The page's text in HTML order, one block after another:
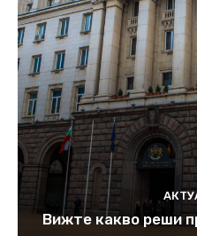
Вижте какво реши